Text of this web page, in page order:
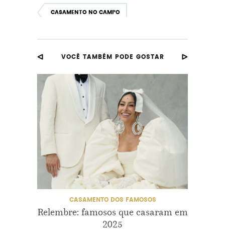
CASAMENTO NO CAMPO
DECORAÇÃO MINI WEDDING
MINI WEDDING MTV
REALITY
VESTIDO DE NOIVA
VOCÊ TAMBÉM PODE GOSTAR
CASAMENTO DOS FAMOSOS
Relembre: famosos que casaram em
2025